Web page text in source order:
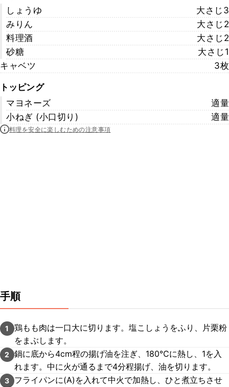
しょうゆ
大さじ3
みりん
大さじ2
料理酒
大さじ2
砂糖
大さじ1
キャベツ
3枚
トッピング
マヨネーズ
適量
小ねぎ (小口切り)
適量
料理を安全に楽しむための注意事項
手順
1
鶏もも肉は一口大に切ります。塩こしょうをふり、片栗粉
をまぶします。
2
鍋に底から4cm程の揚げ油を注ぎ、180℃に熱し、1を入
れます。中に火が通るまで4分程揚げ、油を切ります。
3
フライパンに(A)を入れて中火で加熱し、ひと煮立ちさせ